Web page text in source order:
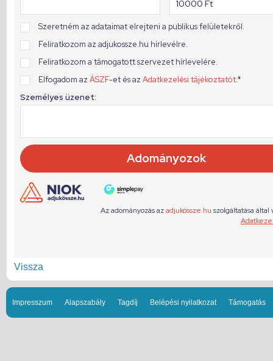
Vissza
Impresszum Alapszabály Tagdíj Belépési nyilatkozat Támogatás